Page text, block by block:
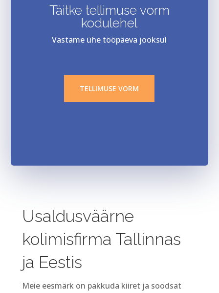
Täitke tellimuse vorm
kodulehel
Vastame ühe tööpäeva jooksul
TELLIMUSE VORM
Usaldusväärne
kolimisfirma Tallinnas
ja Eestis
Meie eesmärk on pakkuda kiiret ja soodsat